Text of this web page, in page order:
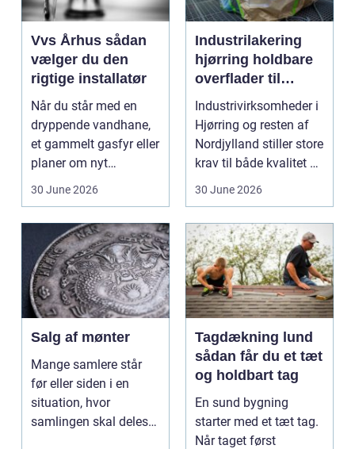
Vvs Århus sådan
vælger du den
rigtige installatør
Når du står med en
dryppende vandhane,
et gammelt gasfyr eller
planer om nyt
30 June 2026
Industrilakering
hjørring holdbare
overflader til
industri og erhverv
Industrivirksomheder i
Hjørring og resten af
Nordjylland stiller store
krav til både kvalitet og
30 June 2026
Salg af mønter
Mange samlere står
før eller siden i en
situation, hvor
samlingen skal deles
Tagdækning lund
sådan får du et tæt
og holdbart tag
En sund bygning
starter med et tæt tag.
Når taget først